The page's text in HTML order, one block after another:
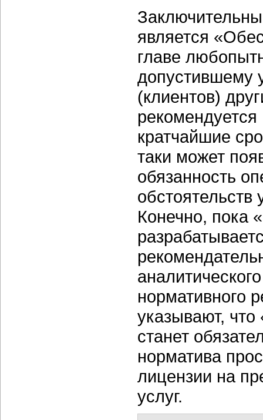
является
главе
допустившему
(клиентов)
кратчайшие
таки может
обязанность
Конечно, пока
нормативного
указывают,
станет
норматива
лицензии на
услуг.